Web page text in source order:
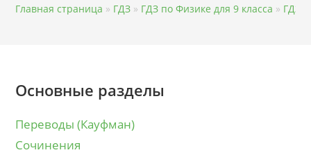
Главная страница » ГДЗ » ГДЗ по Физике для 9 класса » ГДЗ
Основные разделы
Переводы (Кауфман)
Сочинения